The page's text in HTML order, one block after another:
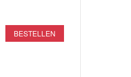
BESTELLEN